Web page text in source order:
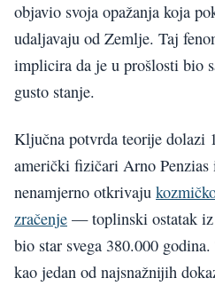
objavio svoja opažanja koja
udaljavaju od Zemlje. Taj
implicira da je u prošlosti bio
gusto stanje.
Ključna potvrda teorije dolazi
američki fizičari Arno Penzias
nenamjerno otkrivaju
zračenje — toplinski ostatak iz
bio star svega 380.000
kao jedan od najsnažnijih